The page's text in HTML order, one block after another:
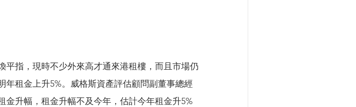
平指，現時不少外來高才通來港租樓，而且市場仍
租金上升5%。威格斯資產評估顧問副董事總經
升幅，租金升幅不及今年，估計今年租金升5%